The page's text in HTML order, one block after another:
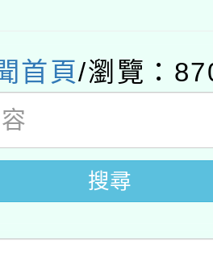
航」
首頁/瀏覽：
搜尋